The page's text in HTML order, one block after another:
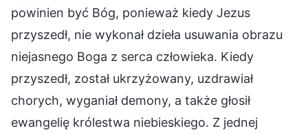
powinien być Bóg, ponieważ kiedy Jezus
przyszedł, nie wykonał dzieła usuwania obrazu
niejasnego Boga z serca człowieka. Kiedy
przyszedł, został ukrzyżowany, uzdrawiał
chorych, wyganiał demony, a także głosił
ewangelię królestwa niebieskiego. Z jednej